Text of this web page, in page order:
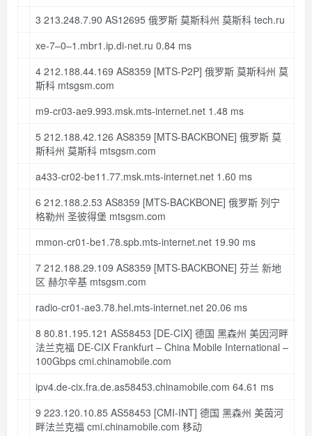
3 213.248.7.90 AS12695 俄罗斯 莫斯科州 莫斯科 tech.ru
xe-7–0–1 .mbr1 .ip.di-net.ru 0.84 ms
4 212.188.44.169 AS8359 [MTS-P2P] 俄罗斯 莫斯科州 莫
斯科 mtsgsm.com
m9-cr03-ae9.993.msk.mts-internet.net 1.48 ms
5 212.188.42.126 AS8359 [MTS-BACKBONE] 俄罗斯 莫
斯科州 莫斯科 mtsgsm.com
a433-cr02-be11.77.msk.mts-internet.net 1.60 ms
6 212.188.2.53 AS8359 [MTS-BACKBONE] 俄罗斯 列宁
格勒州 圣彼得堡 mtsgsm.com
mmon-cr01-be1.78.spb.mts-internet.net 19.90 ms
7 212.188.29.109 AS8359 [MTS-BACKBONE] 芬兰 新地
区 赫尔辛基 mtsgsm.com
radio-cr01-ae3.78.hel.mts-internet.net 20.06 ms
8 80.81 .195.121 AS58453 [DE-CIX] 德国 黑森州 美因河畔
法兰克福 DE-CIX Frankfurt – China Mobile International –
100Gbps cmi.chinamobile.com
ipv4.de-cix.fra.de.as58453.chinamobile.com 64.61 ms
9 223.120.10.85 AS58453 [CMI-INT] 德国 黑森州 美茵河
畔法兰克福 cmi.chinamobile.com 移动